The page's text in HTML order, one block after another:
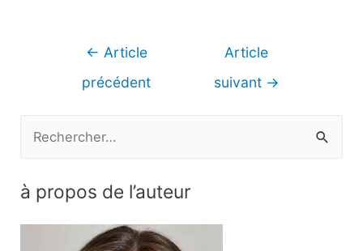
Navigation
← Article
précédent
Article
suivant →
h
à propos de l’auteur